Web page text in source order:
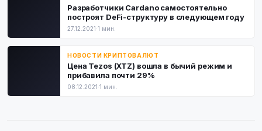
Разработчики Cardano самостоятельно
построят DeFi-структуру в следующем году
27.12.2021·1 мин.
НОВОСТИ КРИПТОВАЛЮТ
Цена Tezos (XTZ) вошла в бычий режим и
прибавила почти 29%
08.12.2021·1 мин.